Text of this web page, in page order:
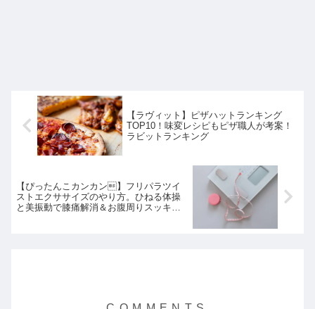
【ラヴィット】ピザハットランキング
TOP10！味変レシピもピザ職人が考案！
ラビットランキング
【ぴったんこカンカン】フリパラツイ
ストエクササイズのやり方。ひねる体操
と美振動で膝痛解消＆お腹周りスッキ